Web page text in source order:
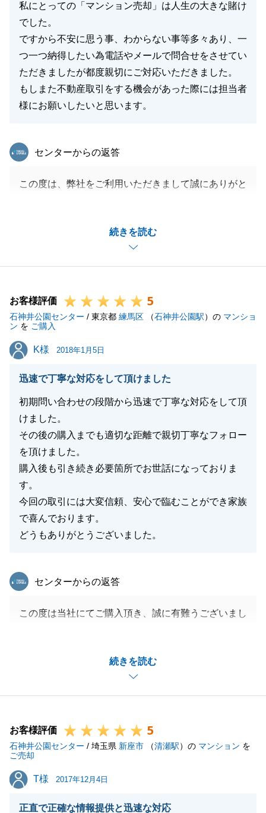
閉じる
私にとっての「マンション売却」は人生の大きな賭け
でした。
ですから不安に思う事、わからない事等多々あり、一
つ一つ納得したい為電話やメールで問合せをさせてい
ただきましたが都度親切にご対応いただきました。
もしまた不動産取引をする機会があった際には担当者
様にお願いしたいと思います。
続きを読む
東急リバブル
センターからの返答
この度は、弊社をご利用いただきまして誠にありがと
たが、私どもをお選びいただきありがとうございま
ご期待に添えるようなお取引になった事、大変嬉しく
販売開始からお取引完了まで、数々のご協力をいただ
けた事もスムーズなご売却が実現できた要因だと考え
ております。
今後も、不動産についてのご相談がございましたらど
今後とも、よろしくお願いします。
閉じる
お客様評価 5
石神井公園センター / 東京都 練馬区 （石神井公園駅）の マンショ
ン を ご購入
K様
K様 2018年1月5日
迅速で丁寧な対応をして頂けました
初期問い合わせの段階から迅速で丁寧な対応をして頂
けました。
その後の購入までも適切な距離で親切丁寧なフォロー
を頂けました。
購入後も引き続き必要箇所でお世話になっておりま
す。
今回の取引には大変信頼、安心で臨むことができ家族
で喜んでおります。
どうもありがとうございました。
続きを読む
東急リバブル
センターからの返答
この度は当社にてご購入頂き、誠に有難うございまし
引き続き、当社とのお付き合いも続くかと思いますの
で今後とも何卒よろしくお願いします。
閉じる
お客様評価 5
石神井公園センター / 埼玉県 新座市 （清瀬駅）の マンション を
ご売却
T様
T様 2017年12月4日
正直で正確な情報提供と迅速な対応